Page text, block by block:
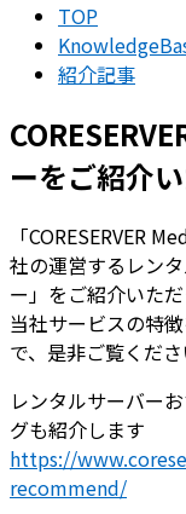
TOP
紹介記事
ーをご紹介
「CORESERVER
社の運営するレン
ー」をご紹介いただ
当社サービスの特
で、是非ご覧くださ
レンタルサーバー
グも紹介します
https://
recommend/